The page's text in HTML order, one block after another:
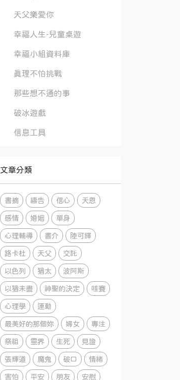
天父樂愛你
幸福人生-兒童桌遊
幸福小組資料庫
真理不怕挑戰
那些想不通的事
破冰遊戲
信息工具
文章分類
書摘 禱告 信心 天恩
感情 婚姻 單身
心理輔導 書介 陸可鐸
路卡杜 天父 交託
以色列 猶太 波阿斯
以猶未盡 神聖的決定 哇賽
心理學 運動
最美好的那個妳 婦女 專注
祭祖 靈界 生死 見證
張輝道 魔鬼 破口 情緒
害怕 平安 朋友 安慰